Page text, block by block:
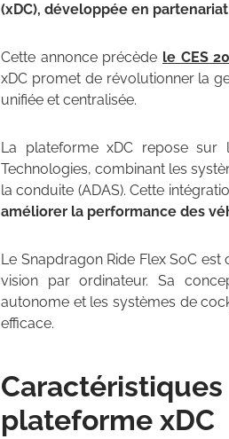
(xDC), développée en
Cette annonce précède le CES
xDC promet de révolutionner la
unifiée et centralisée.
La plateforme xDC repose sur
Technologies, combinant les
la conduite (ADAS). Cette
améliorer la performance des
Le Snapdragon Ride Flex SoC
vision par ordinateur. Sa
autonome et les systèmes de
efficace.
plateforme xDC